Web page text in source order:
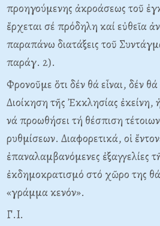
προηγούμενης ἀκροάσεως τοῦ
ἔρχεται σέ πρόδηλη καί εὐθεῖα
παραπάνω διατάξεις τοῦ
παράγ. 2).
Φρονοῦμε ὅτι δέν θά εἶναι, δέν
Διοίκηση τῆς Ἐκκλησίας ἐκείνη,
νά προωθήσει τή θέσπιση
ρυθμίσεων. Διαφορετικά, οἱ
ἐπαναλαμβανόμενες ἐξαγγελίες
ἐκδημοκρατισμό στό χῶρο της
«γράμμα κενόν».
Γ.I.